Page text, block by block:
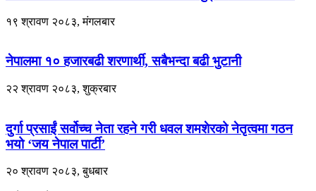
१९ श्रावण २०८३, मंगलबार
नेपालमा १० हजारबढी शरणार्थी, सबैभन्दा बढी भुटानी
२२ श्रावण २०८३, शुक्रबार
दुर्गा प्रसाईं सर्वोच्च नेता रहने गरी धवल शमशेरको नेतृत्वमा गठन
भयो ‘जय नेपाल पार्टी’
२० श्रावण २०८३, बुधबार